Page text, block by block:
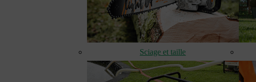
Sciage et taille